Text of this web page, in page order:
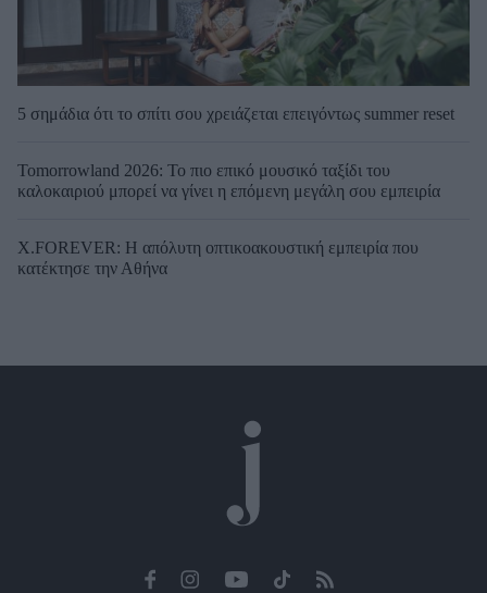
5 σημάδια ότι το σπίτι σου χρειάζεται επειγόντως summer reset
Tomorrowland 2026: Το πιο επικό μουσικό ταξίδι του
καλοκαιριού μπορεί να γίνει η επόμενη μεγάλη σου εμπειρία
X.FOREVER: Η απόλυτη οπτικοακουστική εμπειρία που
κατέκτησε την Αθήνα